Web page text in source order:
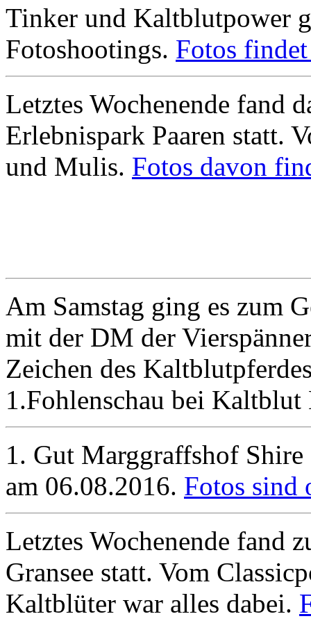
Tinker und Kaltblutpower
Fotoshootings. Fotos
Letztes Wochenende fand
Erlebnispark Paaren statt.
und Mulis. Fotos davon
Am Samstag ging es zum
mit der DM der
Zeichen des
1.Fohlenschau bei
1. Gut Marggraffshof
am 06.08.2016. Fotos sind
Letztes Wochenende fand
Gransee statt. Vom
Kaltblüter war alles dabei.